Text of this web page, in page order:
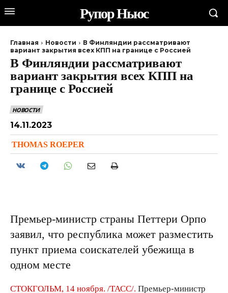
Рупор Ньюс
Главная Новости
В Финляндии рассматривают
вариант закрытия всех КПП на границе с Россией
В Финляндии рассматривают
вариант закрытия всех КПП на
границе с Россией
НОВОСТИ
14.11.2023
THOMAS ROEPER
Премьер-министр страны Петтери Орпо
заявил, что республика может разместить
пункт приема соискателей убежища в
одном месте
СТОКГОЛЬМ, 14 ноября. /ТАСС/. Премьер-министр